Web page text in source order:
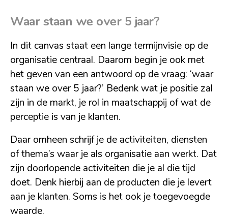
Waar staan we over 5 jaar?
In dit canvas staat een lange termijnvisie op de
organisatie centraal. Daarom begin je ook met
het geven van een antwoord op de vraag: ‘waar
staan we over 5 jaar?’ Bedenk wat je positie zal
zijn in de markt, je rol in maatschappij of wat de
perceptie is van je klanten.
Daar omheen schrijf je de activiteiten, diensten
of thema’s waar je als organisatie aan werkt. Dat
zijn doorlopende activiteiten die je al die tijd
doet. Denk hierbij aan de producten die je levert
aan je klanten. Soms is het ook je toegevoegde
waarde.